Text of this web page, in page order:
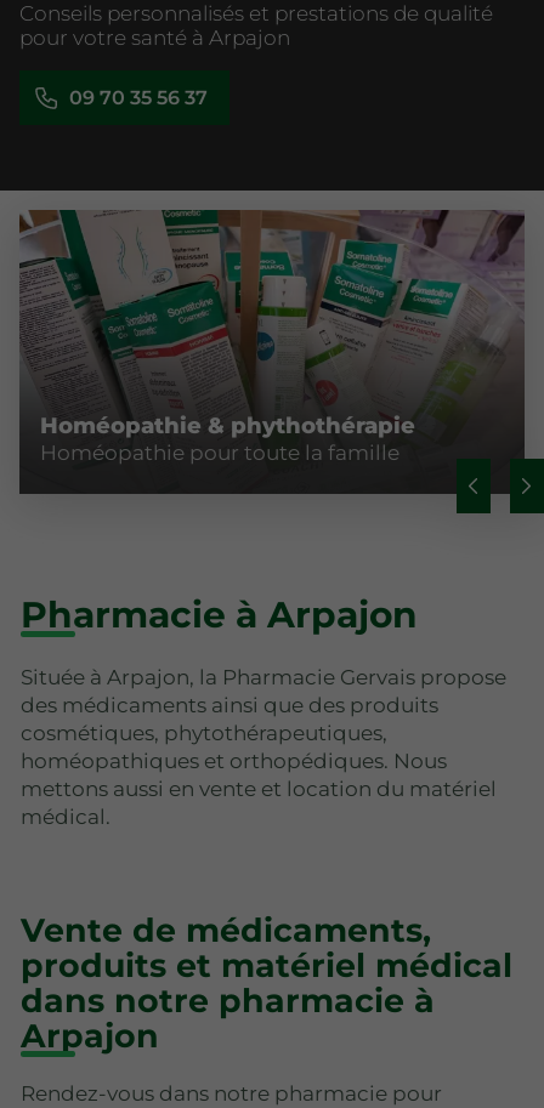
Conseils personnalisés et prestations de qualité
pour votre santé à Arpajon
09 70 35 56 37
Homéopathie & phythothérapie
Homéopathie pour toute la famille
Pharmacie à Arpajon
Située à Arpajon, la Pharmacie Gervais propose
des médicaments ainsi que des produits
cosmétiques, phytothérapeutiques,
homéopathiques et orthopédiques. Nous
mettons aussi en vente et location du matériel
médical.
Vente de médicaments,
produits et matériel médical
dans notre pharmacie à
Arpajon
Rendez-vous dans notre pharmacie pour